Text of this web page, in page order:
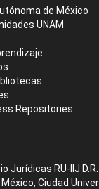
de México
UNAM
Repositories
Jurídicas RU-IIJ
Ciudad